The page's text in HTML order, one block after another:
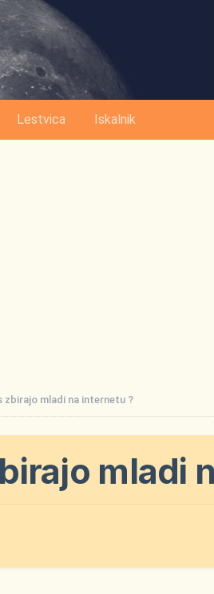
Lestvica Iskalnik
zbirajo mladi na internetu ?
mladi